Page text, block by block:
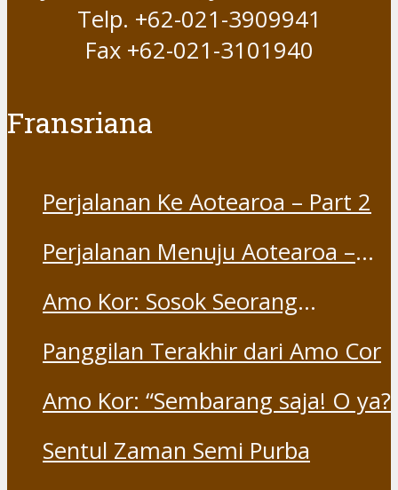
Telp. +62-021-3909941
Fax +62-021-3101940
Fransriana
Perjalanan Ke Aotearoa – Part 2
Perjalanan Menuju Aotearoa –
Amo Kor: Sosok Seorang
Otentik
Panggilan Terakhir dari Amo Cor
Amo Kor: “Sembarang saja! O ya?
Sentul Zaman Semi Purba